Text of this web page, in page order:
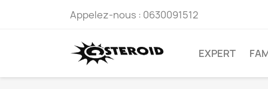
Appelez-nous : 0630091512
EXPERT